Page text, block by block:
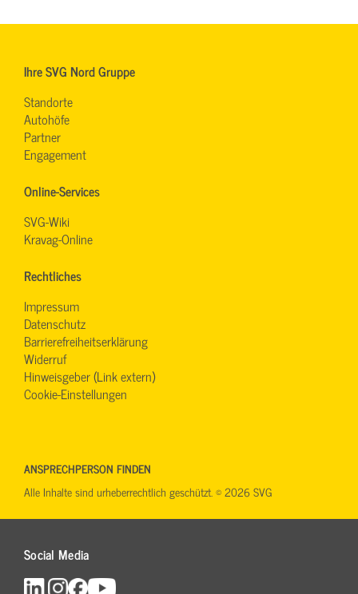
Ihre SVG Nord Gruppe
Standorte
Autohöfe
Partner
Engagement
Online-Services
SVG-Wiki
Kravag-Online
Rechtliches
Impressum
Datenschutz
Barrierefreiheitserklärung
Widerruf
Hinweisgeber (Link extern)
Cookie-Einstellungen
Social Media
ANSPRECHPERSON FINDEN
Alle Inhalte sind urheberrechtlich geschützt. © 2026 SVG